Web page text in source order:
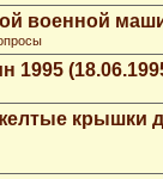
военной
1995
крышки